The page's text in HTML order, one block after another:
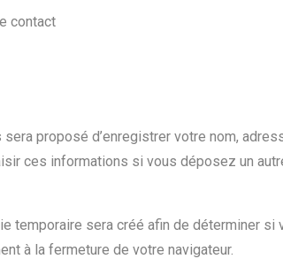
contact
proposé d’enregistrer votre nom,
ces informations si vous déposez un
temporaire sera créé afin de déterminer
à la fermeture de votre navigateur.